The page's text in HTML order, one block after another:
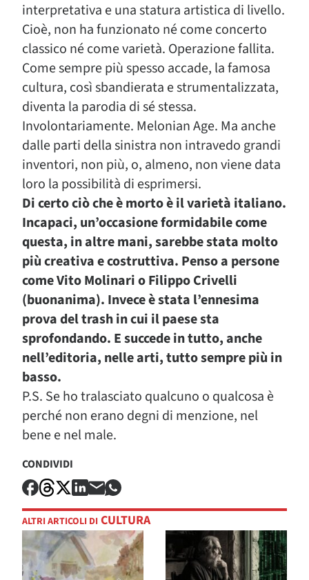
interpretativa e una statura artistica di livello.
Cioè, non ha funzionato né come concerto
classico né come varietà. Operazione fallita.
Come sempre più spesso accade, la famosa
cultura, così sbandierata e strumentalizzata,
diventa la parodia di sé stessa.
Involontariamente. Melonian Age. Ma anche
dalle parti della sinistra non intravedo grandi
inventori, non più, o, almeno, non viene data
loro la possibilità di esprimersi.
Di certo ciò che è morto è il varietà italiano.
Incapaci, un’occasione formidabile come
questa, in altre mani, sarebbe stata molto
più creativa e costruttiva. Penso a persone
come Vito Molinari o Filippo Crivelli
(buonanima). Invece è stata l’ennesima
prova del trash in cui il paese sta
sprofondando. E succede in tutto, anche
nell’editoria, nelle arti, tutto sempre più in
basso.
P.S. Se ho tralasciato qualcuno o qualcosa è
perché non erano degni di menzione, nel
bene e nel male.
CONDIVIDI
ALTRI ARTICOLI DI CULTURA